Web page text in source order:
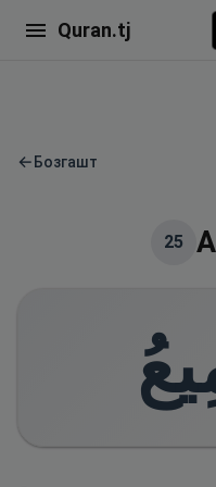
Quran.tj
←Бозгашт
25